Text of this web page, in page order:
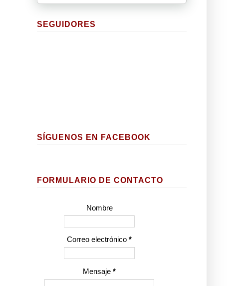
SEGUIDORES
SÍGUENOS EN FACEBOOK
FORMULARIO DE CONTACTO
Nombre
Correo electrónico *
Mensaje *